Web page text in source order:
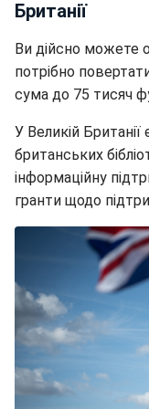
Британії
Ви дійсно можете
потрібно
сума до 75 тисяч
У Великій Британії
британських
інформаційну
гранти щодо